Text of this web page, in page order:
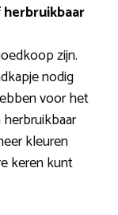
zijn.
nodig
voor het
kleuren
keren kunt